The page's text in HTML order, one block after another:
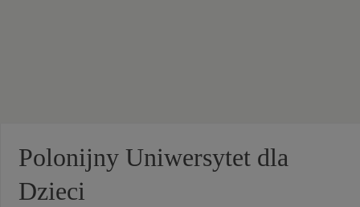
Polonijny Uniwersytet dla
Dzieci